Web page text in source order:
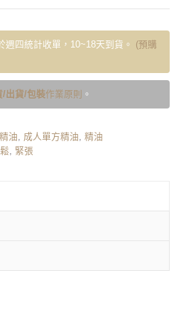
週四統計收單，10~18天到貨。 (預購
/出貨/包裝作業原則 。
油, 成人單方精油, 精油
, 緊張